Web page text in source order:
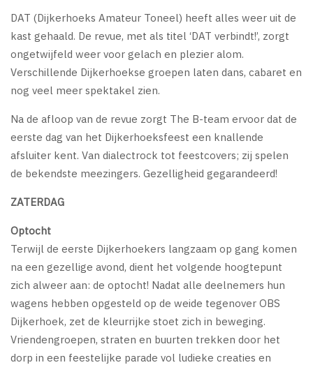
DAT (Dijkerhoeks Amateur Toneel) heeft alles weer uit de
kast gehaald. De revue, met als titel ‘DAT verbindt!’, zorgt
ongetwijfeld weer voor gelach en plezier alom.
Verschillende Dijkerhoekse groepen laten dans, cabaret en
nog veel meer spektakel zien.
Na de afloop van de revue zorgt The B-team ervoor dat de
eerste dag van het Dijkerhoeksfeest een knallende
afsluiter kent. Van dialectrock tot feestcovers; zij spelen
de bekendste meezingers. Gezelligheid gegarandeerd!
ZATERDAG
Optocht
Terwijl de eerste Dijkerhoekers langzaam op gang komen
na een gezellige avond, dient het volgende hoogtepunt
zich alweer aan: de optocht! Nadat alle deelnemers hun
wagens hebben opgesteld op de weide tegenover OBS
Dijkerhoek, zet de kleurrijke stoet zich in beweging.
Vriendengroepen, straten en buurten trekken door het
dorp in een feestelijke parade vol ludieke creaties en